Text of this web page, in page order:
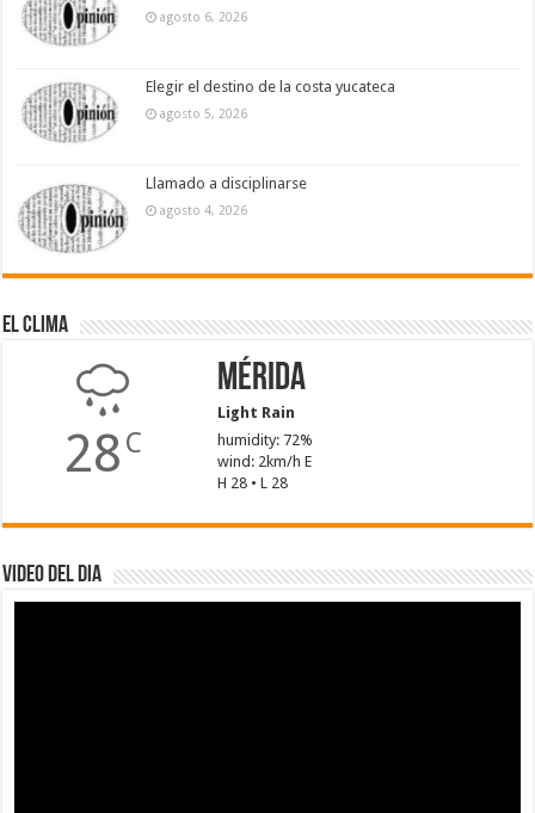
agosto 6, 2026
Elegir el destino de la costa yucateca
agosto 5, 2026
Llamado a disciplinarse
agosto 4, 2026
El Clima
28 C
Mérida
Light Rain
humidity: 72%
wind: 2km/h E
H 28 • L 28
Video del dia